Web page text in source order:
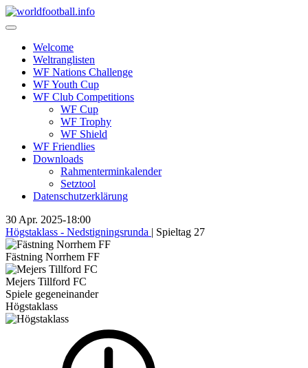
Skip
to
Welcome
Weltranglisten
WF Nations Challenge
WF Youth Cup
WF Club Competitions
WF Cup
WF Trophy
WF Shield
WF Friendlies
Downloads
Rahmenterminkalender
Setztool
Datenschutzerklärung
30 Apr. 2025-18:00
Högstaklass - Nedstigningsrunda | Spieltag 27
Fästning Norrhem FF
Mejers Tillford FC
Spiele gegeneinander
Högstaklass